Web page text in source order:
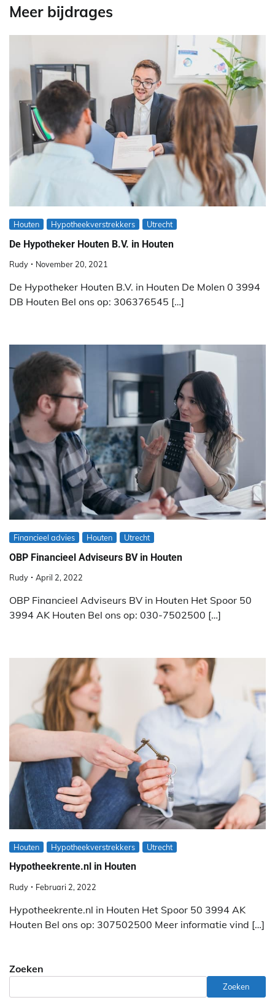
Meer bijdrages
Houten Hypotheekverstrekkers Utrecht
De Hypotheker Houten B.V. in Houten
Rudy November 20, 2021
De Hypotheker Houten B.V. in Houten De Molen 0 3994
DB Houten Bel ons op: 306376545 […]
Financieel advies Houten Utrecht
OBP Financieel Adviseurs BV in Houten
Rudy April 2, 2022
OBP Financieel Adviseurs BV in Houten Het Spoor 50
3994 AK Houten Bel ons op: 030-7502500 […]
Houten Hypotheekverstrekkers Utrecht
Hypotheekrente.nl in Houten
Rudy Februari 2, 2022
Hypotheekrente.nl in Houten Het Spoor 50 3994 AK
Houten Bel ons op: 307502500 Meer informatie vind […]
Zoeken
Zoeken